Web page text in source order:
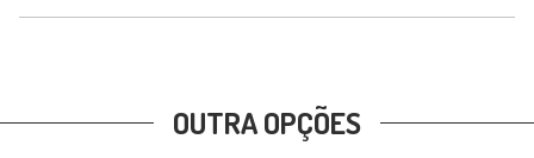
OUTRA OPÇÕES